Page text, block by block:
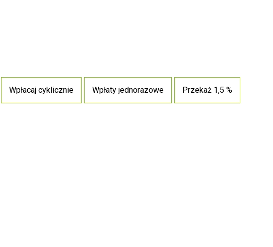
Wpłacaj cyklicznie Wpłaty jednorazowe Przekaż 1,5 %